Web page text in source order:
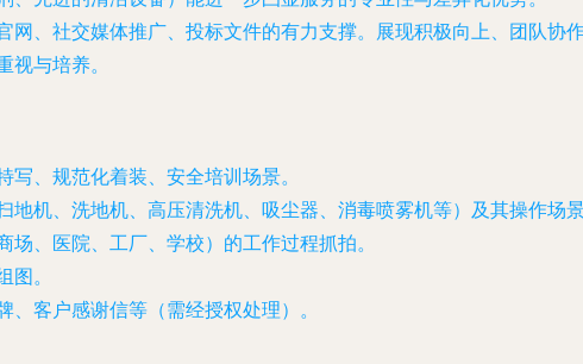
网、社交媒体推广、投标文件的有力支撑。展现积极向上、团队协
与培养。
写、规范化着装、安全培训场景。
地机、洗地机、高压清洗机、吸尘器、消毒喷雾机等）及其操作场景
场、医院、工厂、学校）的工作过程抓拍。
图。
、客户感谢信等（需经授权处理）。